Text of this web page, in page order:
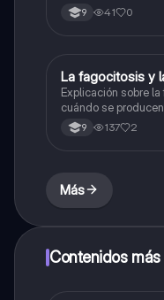
9 41 0
Biologia
La fagocitosis y
Explicación sobre
cuándo se
9 137 2
Más
Contenidos